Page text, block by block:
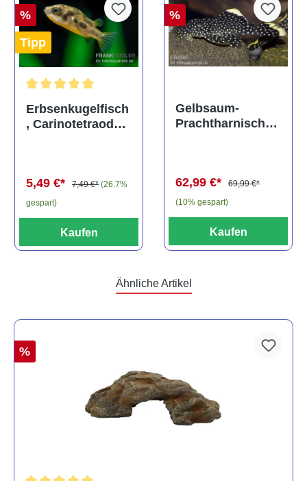
%
Tipp
Durchschnittliche Bewertung von 5 von 5 Sternen
Erbsenkugelfisch
, Carinotetraodon
5,49 €* 7,49 €* (26.7%
gespart)
Kaufen
%
Gelbsaum-
Prachtharnischw
62,99 €*
69,99 €*
(10% gespart)
Kaufen
Ähnliche Artikel
%